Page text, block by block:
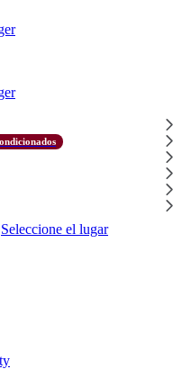
Seleccione el lugar